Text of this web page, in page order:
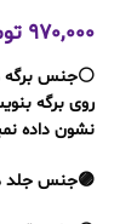
۹۷۰,۰۰۰
⚪️جنس برگه
روی برگه
نشون داده
🟣جنس جلد